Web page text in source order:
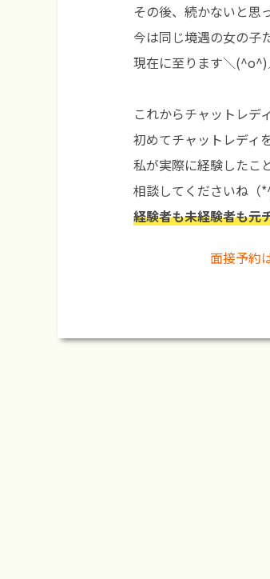
その後、続かないと思
今は同じ境遇の女の子
現在に至ります＼(^o^)
これからチャットレデ
初めてチャットレディ
私が実際に経験したこ
相談してくださいね（
経験者も未経験者も元
面接予約